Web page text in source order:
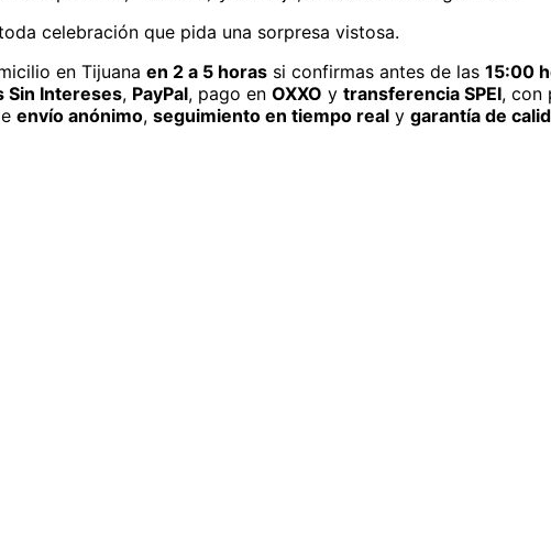
celebración que pida una sorpresa vistosa.
en Tijuana en 2 a 5 horas si confirmas antes de las 15:00
Sin Intereses, PayPal, pago en OXXO y transferencia SPEI, con
envío anónimo, seguimiento en tiempo real y garantía de